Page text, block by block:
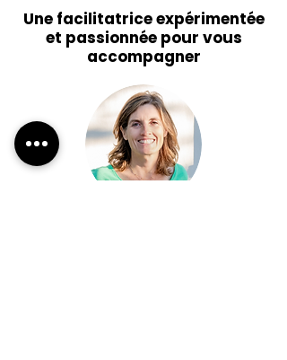
Une facilitatrice expérimentée
et passionnée pour vous
accompagner